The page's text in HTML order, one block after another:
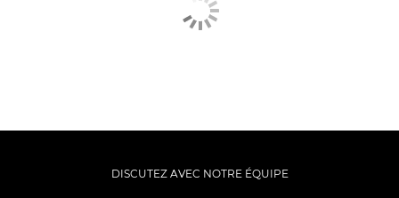
DISCUTEZ AVEC NOTRE ÉQUIPE